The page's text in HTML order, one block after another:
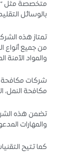
متخصصة مثل
بالوسائل
تمتاز هذه
من جميع أنواع
والمواد الآمنة
شركات مكافحة
مكافحة النمل،
تضمن هذه
والمهارات
كما تتيح